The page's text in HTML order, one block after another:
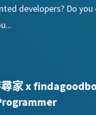
developers? Do
家 x